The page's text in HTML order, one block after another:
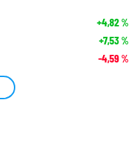
+4,82%
+7,53%
-4,59%